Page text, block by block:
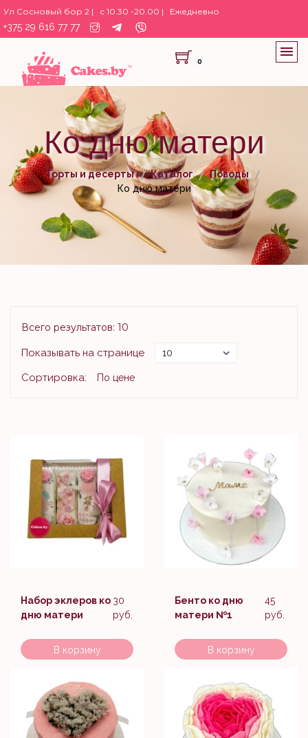
Ул Сосновый бор 2 | с 10.30 -20.00 | Ежедневно
+375 29 616 77 77
0
Ко дню матери
Торты и десерты Каталог
Поводы
Ко дню матери
Всего результатов: 10
Показывать на странице
Сортировка: По цене
Набор эклеров ко
дню матери
30
руб.
В корзину
Бенто ко дню
матери №1
45
руб.
В корзину